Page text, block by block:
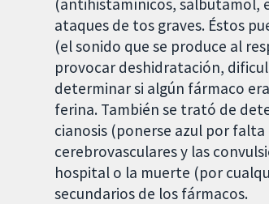
(antihistamínicos, salbutamol,
ataques de tos graves. Éstos
(el sonido que se produce al
provocar deshidratación,
determinar si algún fármaco
ferina. También se trató de
cianosis (ponerse azul por
cerebrovasculares y las
hospital o la muerte (por
secundarios de los fármacos.